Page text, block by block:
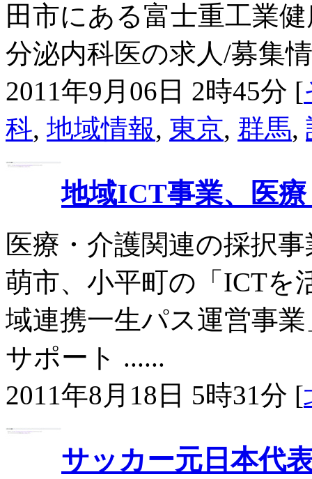
田市にある富士重工業
分泌内科医の求人/募集
2011年9月06日 2時45分 [
科, 地域情報, 東京, 群馬,
地域ICT事業、医
医療・介護関連の採択
萌市、小平町の「ICTを
域連携一生パス運営事
サポート ......
2011年8月18日 5時31分 [
サッカー元日本代